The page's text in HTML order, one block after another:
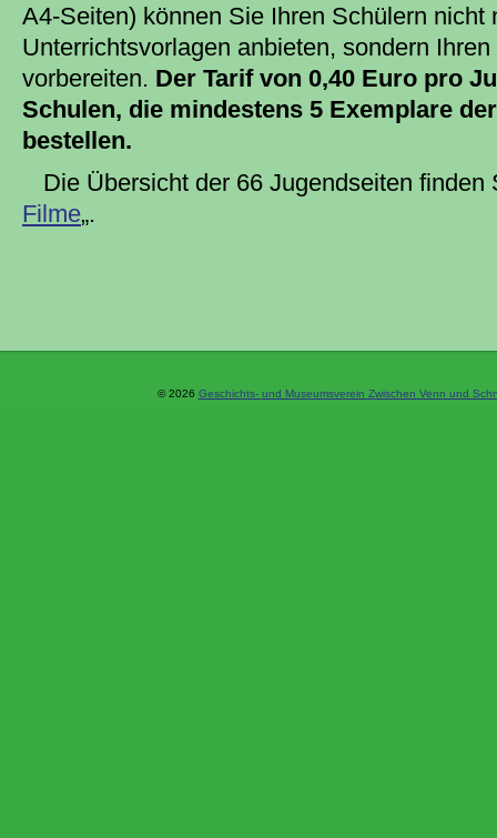
A4-Seiten) können Sie Ihren Schülern nicht
Unterrichtsvorlagen anbieten, sondern
vorbereiten. Der Tarif von 0,40 Euro pro
Schulen, die mindestens 5 Exemplare
bestellen.
Die Übersicht der 66 Jugendseiten finden
Filme„.
© 2026 Geschichts- und Museumsverein Zwischen Venn und